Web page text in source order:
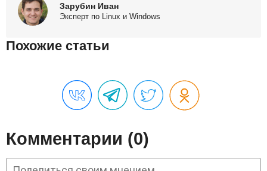
Зарубин Иван
Эксперт по Linux и Windows
Похожие статьи
Комментарии (0)